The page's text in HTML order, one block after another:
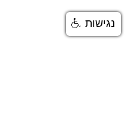
נגישות